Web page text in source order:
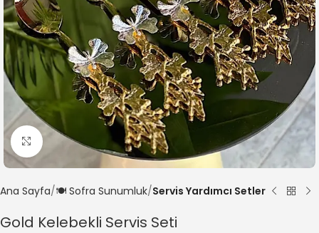
Büyütmek için tıklayın
Ana Sayfa 🍽️ Sofra Sunumluk Servis Yardımcı Setler
Gold Kelebekli Servis Seti